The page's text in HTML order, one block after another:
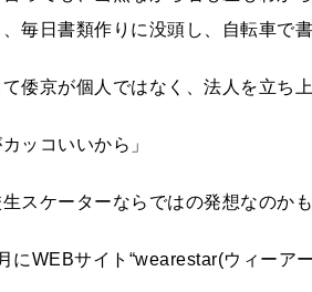
毎日書類作りに没頭し、自転車で
倭京が個人ではなく、法人を立ち
ッコいいから」
スケーターならではの発想なのか
にWEBサイト“wearestar(ウィーア